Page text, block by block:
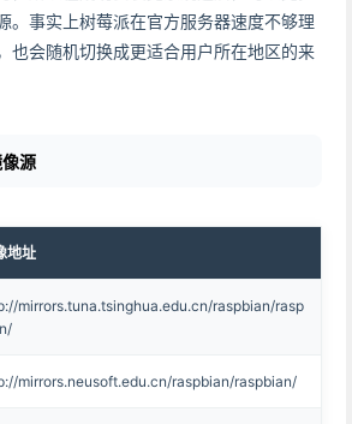
。事实上树莓派在官方服务器速度不够理
也会随机切换成更适合用户所在地区的来
源
地址
mirrors.tuna.tsinghua.edu.cn/raspbian/rasp
mirrors.neusoft.edu.cn/raspbian/raspbian/